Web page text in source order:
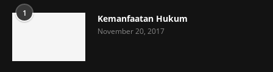
1 Kemanfaatan Hukum
November 20, 2017